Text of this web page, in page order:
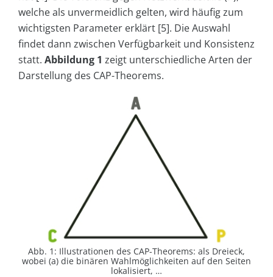
welche als unvermeidlich gelten, wird häufig zum
wichtigsten Parameter erklärt [5]. Die Auswahl
findet dann zwischen Verfügbarkeit und Konsistenz
statt. Abbildung 1 zeigt unterschiedliche Arten der
Darstellung des CAP-Theorems.
Abb. 1: Illustrationen des CAP-Theorems: als Dreieck,
wobei (a) die binären Wahlmöglichkeiten auf den Seiten
lokalisiert, …